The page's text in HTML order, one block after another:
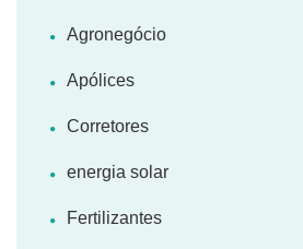
Agronegócio
Apólices
Corretores
energia solar
Fertilizantes